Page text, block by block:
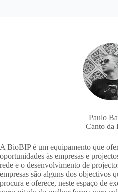
Paulo
Canto da
A BioBIP é um equipamento que
oportunidades às empresas e
rede e o desenvolvimento de
empresas são alguns dos objectivos
procura e oferece, neste espaço de